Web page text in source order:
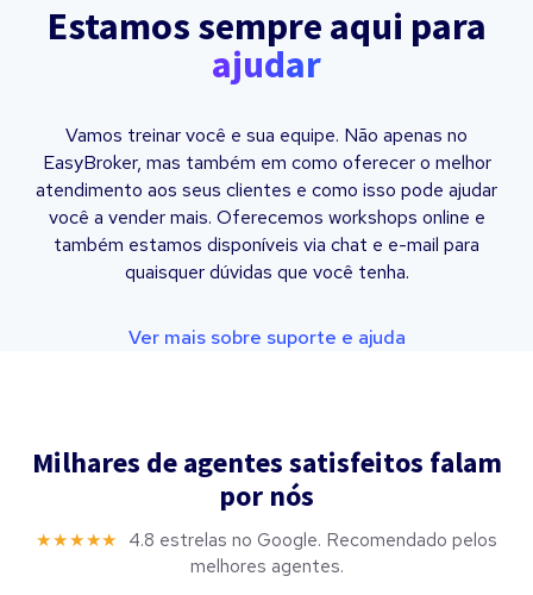
Estamos sempre aqui para
ajudar
Vamos treinar você e sua equipe. Não apenas no
EasyBroker, mas também em como oferecer o melhor
atendimento aos seus clientes e como isso pode ajudar
você a vender mais. Oferecemos workshops online e
também estamos disponíveis via chat e e-mail para
quaisquer dúvidas que você tenha.
Ver mais sobre suporte e ajuda
Milhares de agentes satisfeitos falam
por nós
★★★★★ 4.8 estrelas no Google. Recomendado pelos
melhores agentes.